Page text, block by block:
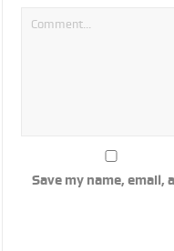
Save my name,